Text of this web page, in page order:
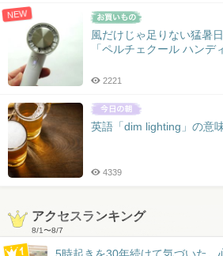
NEW
風だけじゃ足りない猛暑
「ペルチェクール ハンデ
2221
英語「dim lighting」の意
4339
アクセスランキング
8/1〜8/7